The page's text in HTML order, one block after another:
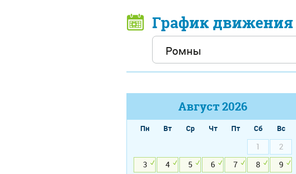
График
Август2026
Пн Вт Ср Чт Пт Сб
Вс
1
2
3
4 5 6 7 8
9